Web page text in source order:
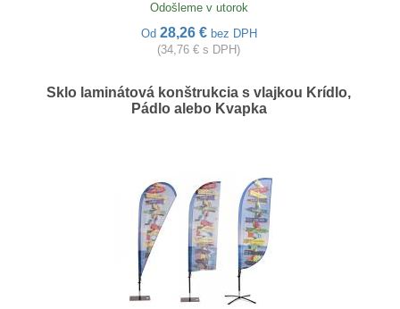
Odošleme v utorok
Od 28,26 € bez DPH
(34,76 € s DPH)
Sklo laminátová konštrukcia s vlajkou Krídlo,
Pádlo alebo Kvapka